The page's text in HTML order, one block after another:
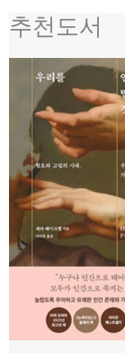
추천도서